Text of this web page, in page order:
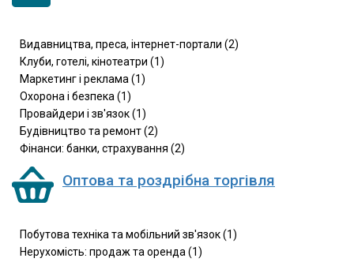
Видавництва, преса, інтернет-портали (2)
Клуби, готелі, кінотеатри (1)
Маркетинг і реклама (1)
Охорона і безпека (1)
Провайдери і зв'язок (1)
Будівництво та ремонт (2)
Фінанси: банки, страхування (2)
Оптова та роздрібна торгівля
Побутова техніка та мобільний зв'язок (1)
Нерухомість: продаж та оренда (1)